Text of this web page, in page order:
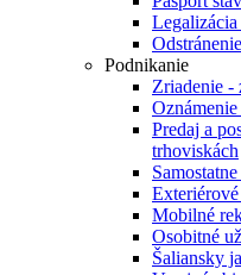
Podnikanie
Zriadenie -
Predaj a
trhoviskách
Exteriérové
Mobilné
Osobitné
Šaliansky